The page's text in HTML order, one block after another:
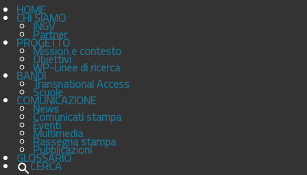
HOME
CHI SIAMO
INGV
Partner
PROGETTO
Mission e contesto
Obiettivi
WP-Linee di ricerca
BANDITransnational Access
Scuole
COMUNICAZIONE
News
Comunicati stampa
Eventi
Multimedia
Rassegna stampa
Pubblicazioni
GLOSSARIO
CERCA